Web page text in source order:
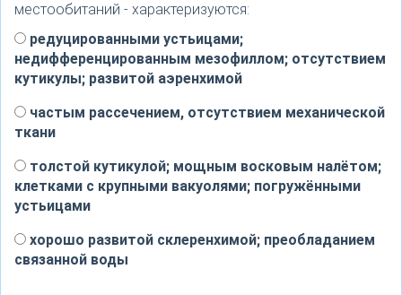
местообитаний - характеризуются:
редуцированными устьицами;
недифференцированным мезофиллом; отсутствием
кутикулы; развитой аэренхимой
частым рассечением, отсутствием механической
ткани
толстой кутикулой; мощным восковым налётом;
клетками с крупными вакуолями; погружёнными
устьицами
хорошо развитой склеренхимой; преобладанием
связанной воды